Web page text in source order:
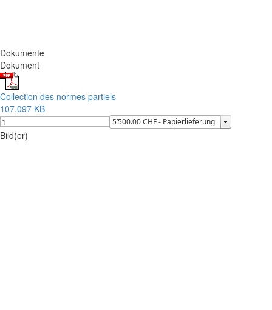
Dokumente
Dokument
Collection des normes partiels
107.097 KB
Bild(er)